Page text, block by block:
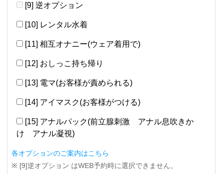
[9] 逆オプション
[10] レンタル水着
[11] 相互オナニー(ウェア着用で)
[12] おしっこ持ち帰り
[13] 電マ(お客様が責められる)
[14] アイマスク(お客様がつける)
[15] アナルパック(前立腺刺激 アナル息吹きか
け アナル凝視)
各オプションのご案内はこちら
※ [9]逆オプション はWEB予約時に選択できません。